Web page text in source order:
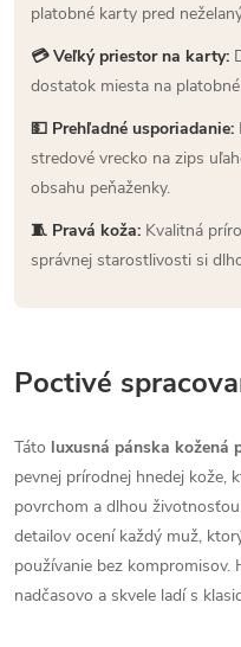
platobné karty pred
💳 Veľký priestor na karty:
dostatok miesta na
💵 Prehľadné usporiadanie:
stredové vrecko na zips
obsahu peňaženky.
🧵 Pravá koža: Kvalitná
správnej starostlivosti si
Poctivé
Táto luxusná pánska kožená
pevnej prírodnej hnedej kože,
povrchom a dlhou
detailov ocení každý muž,
používanie bez kompromisov.
nadčasovo a skvele ladí s